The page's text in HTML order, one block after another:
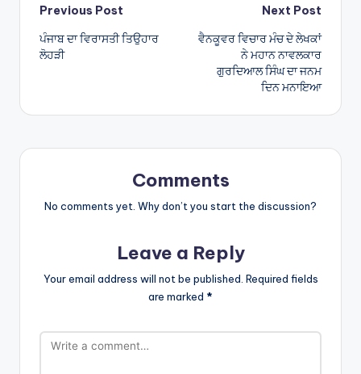
Post
navigation
Previous Post
ਪੰਜਾਬ ਦਾ ਵਿਰਾਸਤੀ ਤਿਉਹਾਰ
ਲੋਹੜੀ
Next Post
ਵੈਨਕੂਵਰ ਵਿਚਾਰ ਮੰਚ ਦੇ ਲੇਖਕਾਂ
ਨੇ ਮਹਾਨ ਨਾਵਲਕਾਰ
ਗੁਰਦਿਆਲ ਸਿੰਘ ਦਾ ਜਨਮ
ਦਿਨ ਮਨਾਇਆ
Comments
No comments yet. Why don’t you start the discussion?
Leave a Reply
Your email address will not be published. Required fields
are marked *